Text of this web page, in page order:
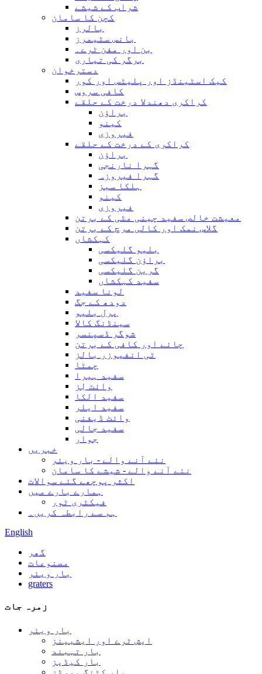
شراب کے شیشے
کچن کا سامان
بالرز
بانس سٹیمرز
بن اور مفن ٹرے۔
برگر کی تیاری
دسترخوان
کیک اسٹینڈز اور پلیٹس اور کور
کافی سروس
کراکری دھندلا درخت کے حلقے
براؤن
کینو
فیروزی
کراکری کے درخت کے حلقے
براؤن
گہرا نارنجی
گہرا فیروزہ
ہلکا سبز
کینو
فیروزی
معیشت خالص سفید چینی مٹی کے برتن
گلاس نمک اور کالی مرچ کے برتن
کہکشاں
بلیو گلیکسی
براؤن گلیکسی
گرین گلیکسی
سفید کہکشاں
لونا سفید
دودھ کے جگ
پرل بلیو
سینڈنگ کالا
شوگر ڈسپنسر
چائے اور کافی کے برتن
ٹی انفیوزر بالز
چمٹا
سفید ہیرا
وائٹ لِز
سفید الکا
سفید ایلر
وائٹ ڈیفنی
سفید جالی
جوار
خبریں
نئے آنے والے - بار ویئر
نئے آنے والے - شیشے کا سامان
اکثر پوچھے گئے سوالات
ہمارے بارے میں
فیکٹری ٹور
ہم سے رابطہ کریں۔
English
گھر
مصنوعات
بار ویئر
graters
زمرہ جات
بار ویئر
ایش ٹرے اور ایشبینز
بار تہبند
بار کیڈیز
بار کٹنگ بورڈز